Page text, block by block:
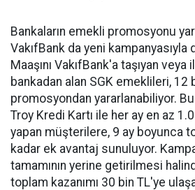
Bankaların emekli promosyonu
VakıfBank da yeni kampanyasıyla
Maaşını VakıfBank'a taşıyan veya
bankadan alan SGK emeklileri, 12
promosyondan yararlanabiliyor.
Troy Kredi Kartı ile her ay en az
yapan müşterilere, 9 ay boyunca
kadar ek avantaj sunuluyor.
tamamının yerine getirilmesi
toplam kazanımı 30 bin TL'ye